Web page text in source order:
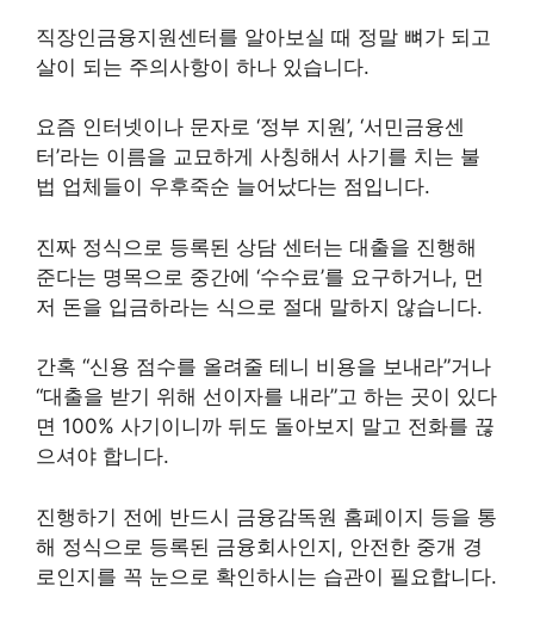
직장인금융지원센터를 알아보실 때 정말 뼈가 되고
살이 되는 주의사항이 하나 있습니다.
요즘 인터넷이나 문자로 ‘정부 지원’, ‘서민금융센
터’라는 이름을 교묘하게 사칭해서 사기를 치는 불
법 업체들이 우후죽순 늘어났다는 점입니다.
진짜 정식으로 등록된 상담 센터는 대출을 진행해
준다는 명목으로 중간에 ‘수수료’를 요구하거나, 먼
저 돈을 입금하라는 식으로 절대 말하지 않습니다.
간혹 “신용 점수를 올려줄 테니 비용을 보내라”거나
“대출을 받기 위해 선이자를 내라”고 하는 곳이 있다
면 100% 사기이니까 뒤도 돌아보지 말고 전화를 끊
으셔야 합니다.
진행하기 전에 반드시 금융감독원 홈페이지 등을 통
해 정식으로 등록된 금융회사인지, 안전한 중개 경
로인지를 꼭 눈으로 확인하시는 습관이 필요합니다.